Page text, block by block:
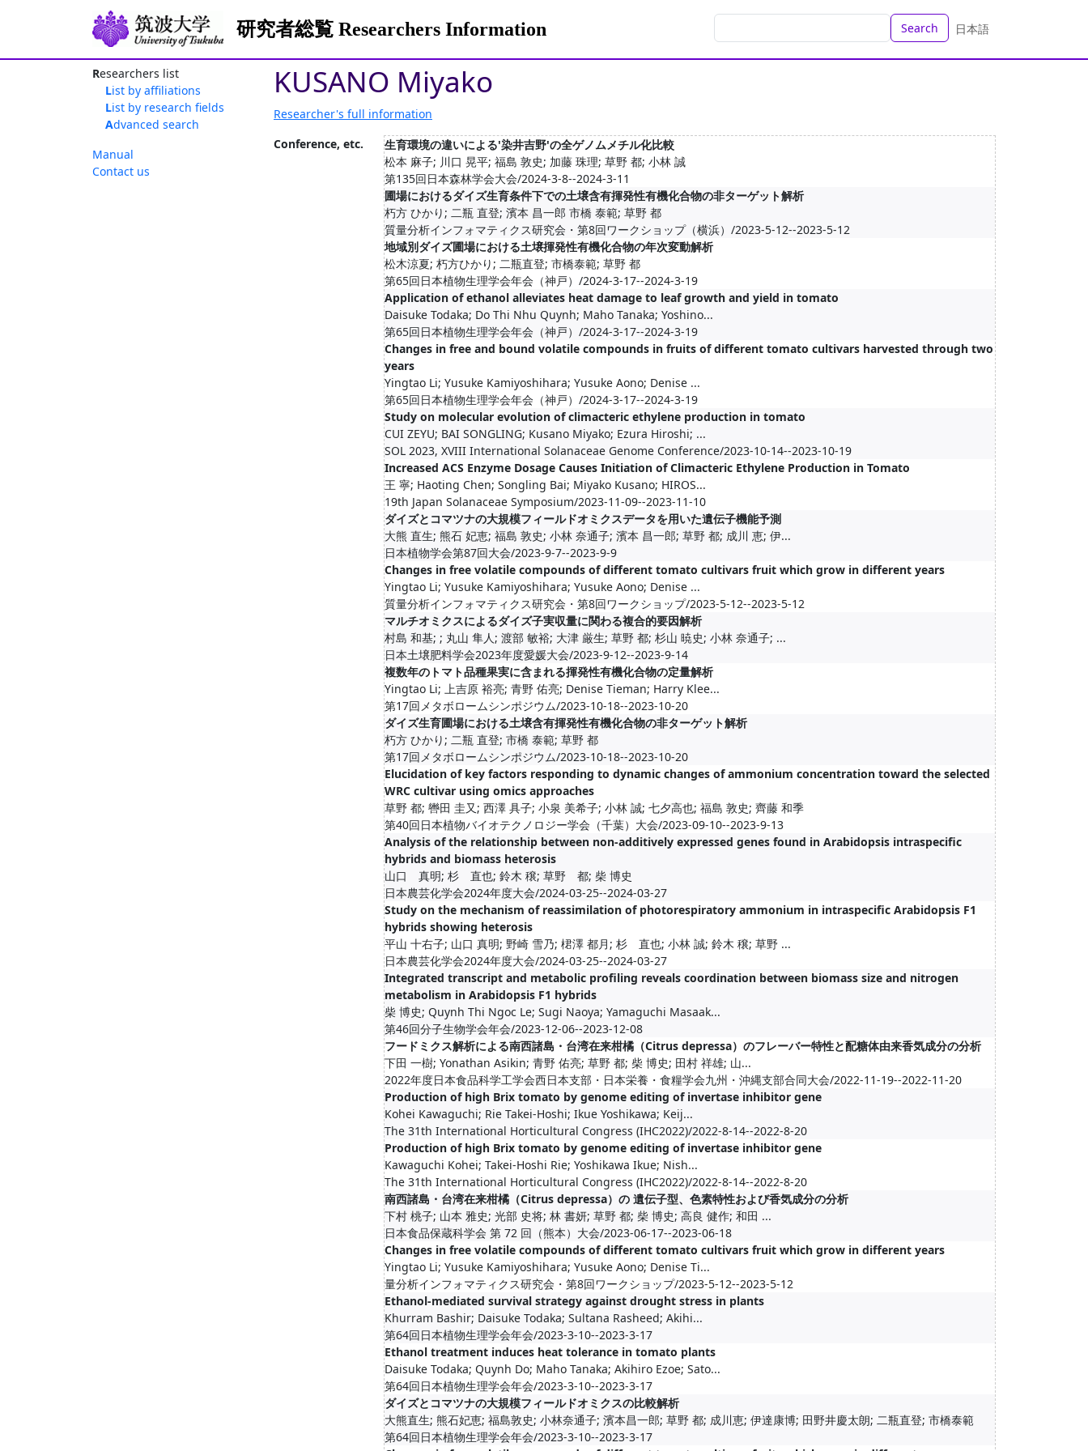
研究者総覧 Researchers Information Search 日本語
Researchers list
List by affiliations
List by research fields
Advanced search
Manual
Contact us
KUSANO Miyako
Researcher's full information
Conference, etc.
生育環境の違いによる'染井吉野'の全ゲノムメチル化比較
松本 麻子; 川口 晃平; 福島 敦史; 加藤 珠理; 草野 都; 小林 誠
第135回日本森林学会大会/2024-3-8--2024-3-11
圃場におけるダイズ生育条件下での土壌含有揮発性有機化合物の非ターゲット解析
朽方 ひかり; 二瓶 直登; 濱本 昌一郎 市橋 泰範; 草野 都
質量分析インフォマティクス研究会・第8回ワークショップ（横浜）/2023-5-12--2023-5-12
地域別ダイズ圃場における土壌揮発性有機化合物の年次変動解析
松木涼夏; 朽方ひかり; 二瓶直登; 市橋泰範; 草野 都
第65回日本植物生理学会年会（神戸）/2024-3-17--2024-3-19
Application of ethanol alleviates heat damage to leaf growth and yield in tomato
Daisuke Todaka; Do Thi Nhu Quynh; Maho Tanaka; Yoshino...
第65回日本植物生理学会年会（神戸）/2024-3-17--2024-3-19
Changes in free and bound volatile compounds in fruits of different tomato cultivars harvested through two
years
Yingtao Li; Yusuke Kamiyoshihara; Yusuke Aono; Denise ...
第65回日本植物生理学会年会（神戸）/2024-3-17--2024-3-19
Study on molecular evolution of climacteric ethylene production in tomato
CUI ZEYU; BAI SONGLING; Kusano Miyako; Ezura Hiroshi; ...
SOL 2023, XVIII International Solanaceae Genome Conference/2023-10-14--2023-10-19
Increased ACS Enzyme Dosage Causes Initiation of Climacteric Ethylene Production in Tomato
王 寧; Haoting Chen; Songling Bai; Miyako Kusano; HIROS...
19th Japan Solanaceae Symposium/2023-11-09--2023-11-10
ダイズとコマツナの大規模フィールドオミクスデータを用いた遺伝子機能予測
大熊 直生; 熊石 妃恵; 福島 敦史; 小林 奈通子; 濱本 昌一郎; 草野 都; 成川 恵; 伊...
日本植物学会第87回大会/2023-9-7--2023-9-9
Changes in free volatile compounds of different tomato cultivars fruit which grow in different years
Yingtao Li; Yusuke Kamiyoshihara; Yusuke Aono; Denise ...
質量分析インフォマティクス研究会・第8回ワークショップ/2023-5-12--2023-5-12
マルチオミクスによるダイズ子実収量に関わる複合的要因解析
村島 和基; ; 丸山 隼人; 渡部 敏裕; 大津 厳生; 草野 都; 杉山 暁史; 小林 奈通子; ...
日本土壌肥料学会2023年度愛媛大会/2023-9-12--2023-9-14
複数年のトマト品種果実に含まれる揮発性有機化合物の定量解析
Yingtao Li; 上吉原 裕亮; 青野 佑亮; Denise Tieman; Harry Klee...
第17回メタボロームシンポジウム/2023-10-18--2023-10-20
ダイズ生育圃場における土壌含有揮発性有機化合物の非ターゲット解析
朽方 ひかり; 二瓶 直登; 市橋 泰範; 草野 都
第17回メタボロームシンポジウム/2023-10-18--2023-10-20
Elucidation of key factors responding to dynamic changes of ammonium concentration toward the selected
WRC cultivar using omics approaches
草野 都; 轡田 圭又; 西澤 具子; 小泉 美希子; 小林 誠; 七夕高也; 福島 敦史; 齊藤 和季
第40回日本植物バイオテクノロジー学会（千葉）大会/2023-09-10--2023-9-13
Analysis of the relationship between non-additively expressed genes found in Arabidopsis intraspecific
hybrids and biomass heterosis
山口 真明; 杉 直也; 鈴木 穣; 草野 都; 柴 博史
日本農芸化学会2024年度大会/2024-03-25--2024-03-27
Study on the mechanism of reassimilation of photorespiratory ammonium in intraspecific Arabidopsis F1
hybrids showing heterosis
平山 十右子; 山口 真明; 野崎 雪乃; 桾澤 都月; 杉 直也; 小林 誠; 鈴木 穣; 草野 ...
日本農芸化学会2024年度大会/2024-03-25--2024-03-27
Integrated transcript and metabolic profiling reveals coordination between biomass size and nitrogen
metabolism in Arabidopsis F1 hybrids
柴 博史; Quynh Thi Ngoc Le; Sugi Naoya; Yamaguchi Masaak...
第46回分子生物学会年会/2023-12-06--2023-12-08
フードミクス解析による南西諸島・台湾在来柑橘（Citrus depressa）のフレーバー特性と配糖体由来香気成分の分析
下田 一樹; Yonathan Asikin; 青野 佑亮; 草野 都; 柴 博史; 田村 祥雄; 山...
2022年度日本食品科学工学会西日本支部・日本栄養・食糧学会九州・沖縄支部合同大会/2022-11-19--2022-11-20
Production of high Brix tomato by genome editing of invertase inhibitor gene
Kohei Kawaguchi; Rie Takei-Hoshi; Ikue Yoshikawa; Keij...
The 31th International Horticultural Congress (IHC2022)/2022-8-14--2022-8-20
Production of high Brix tomato by genome editing of invertase inhibitor gene
Kawaguchi Kohei; Takei-Hoshi Rie; Yoshikawa Ikue; Nish...
The 31th International Horticultural Congress (IHC2022)/2022-8-14--2022-8-20
南西諸島・台湾在来柑橘（Citrus depressa）の 遺伝子型、色素特性および香気成分の分析
下村 桃子; 山本 雅史; 光部 史将; 林 書妍; 草野 都; 柴 博史; 高良 健作; 和田 ...
日本食品保蔵科学会 第 72 回（熊本）大会/2023-06-17--2023-06-18
Changes in free volatile compounds of different tomato cultivars fruit which grow in different years
Yingtao Li; Yusuke Kamiyoshihara; Yusuke Aono; Denise Ti...
量分析インフォマティクス研究会・第8回ワークショップ/2023-5-12--2023-5-12
Ethanol-mediated survival strategy against drought stress in plants
Khurram Bashir; Daisuke Todaka; Sultana Rasheed; Akihi...
第64回日本植物生理学会年会/2023-3-10--2023-3-17
Ethanol treatment induces heat tolerance in tomato plants
Daisuke Todaka; Quynh Do; Maho Tanaka; Akihiro Ezoe; Sato...
第64回日本植物生理学会年会/2023-3-10--2023-3-17
ダイズとコマツナの大規模フィールドオミクスの比較解析
大熊直生; 熊石妃恵; 福島敦史; 小林奈通子; 濱本昌一郎; 草野 都; 成川恵; 伊達康博; 田野井慶太朗; 二瓶直登; 市橋泰範
第64回日本植物生理学会年会/2023-3-10--2023-3-17